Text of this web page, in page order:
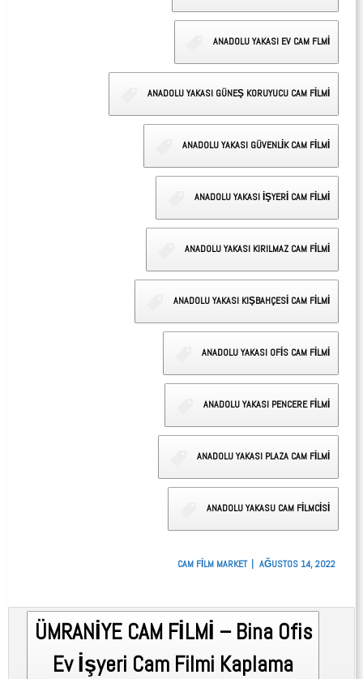
ANADOLU YAKASI EV CAM FLMİ
ANADOLU YAKASI GÜNEŞ KORUYUCU CAM FİLMİ
ANADOLU YAKASI GÜVENLİK CAM FİLMİ
ANADOLU YAKASI İŞYERİ CAM FİLMİ
ANADOLU YAKASI KIRILMAZ CAM FİLMİ
ANADOLU YAKASI KIŞBAHÇESİ CAM FİLMİ
ANADOLU YAKASI OFİS CAM FİLMİ
ANADOLU YAKASI PENCERE FİLMİ
ANADOLU YAKASI PLAZA CAM FİLMİ
ANADOLU YAKASU CAM FİLMCİSİ
CAM FILM MARKET AĞUSTOS 14, 2022
Post
navigation
ÜMRANİYE CAM FİLMİ – Bina Ofis
Ev İşyeri Cam Filmi Kaplama